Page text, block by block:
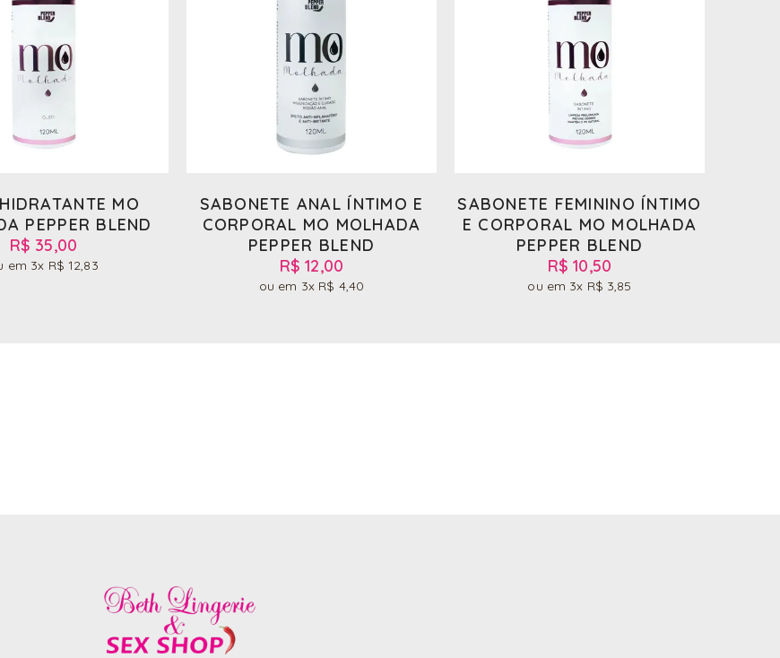
MO
PEPPER BLEND
R$ 35,00
3x R$ 12,83
SABONETE ANAL ÍNTIMO E
CORPORAL MO MOLHADA
PEPPER BLEND
R$ 12,00
3x R$ 4,40
SABONETE FEMININO ÍNTIMO
E CORPORAL MO MOLHADA
PEPPER BLEND
R$ 10,50
3x R$ 3,85